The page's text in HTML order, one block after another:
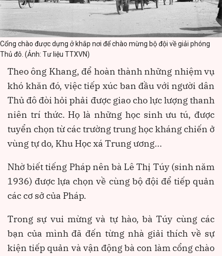
Cổng chào được dựng ở khắp nơi để chào mừng bộ đội về giải phóng
Thủ đô. (Ảnh: Tư liệu TTXVN)
Theo ông Khang, để hoàn thành những nhiệm vụ
khó khăn đó, việc tiếp xúc ban đầu với người dân
Thủ đô đòi hỏi phải được giao cho lực lượng thanh
niên trí thức. Họ là những học sinh ưu tú, được
tuyển chọn từ các trường trung học kháng chiến ở
vùng tự do, Khu Học xá Trung ương...
Nhờ biết tiếng Pháp nên bà Lê Thị Túy (sinh năm
1936) được lựa chọn về cùng bộ đội để tiếp quản
các cơ sở của Pháp.
Trong sự vui mừng và tự hào, bà Túy cùng các
bạn của mình đã đến từng nhà giải thích về sự
kiện tiếp quản và vận động bà con làm cổng chào